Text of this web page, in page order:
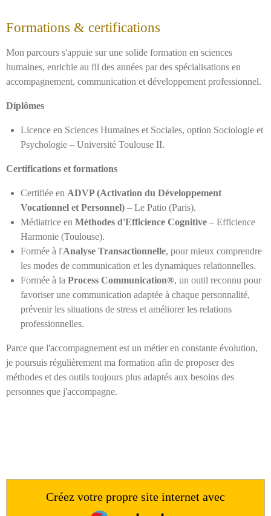
Formations & certifications
Mon parcours s'appuie sur une solide formation en sciences
humaines, enrichie au fil des années par des spécialisations en
accompagnement, communication et développement professionnel.
Diplômes
Licence en Sciences Humaines et Sociales, option Sociologie et
Psychologie – Université Toulouse II.
Certifications et formations
Certifiée en ADVP (Activation du Développement
Vocationnel et Personnel) – Le Patio (Paris).
Médiatrice en Méthodes d'Efficience Cognitive – Efficience
Harmonie (Toulouse).
Formée à l'Analyse Transactionnelle, pour mieux comprendre
les modes de communication et les dynamiques relationnelles.
Formée à la Process Communication®, un outil reconnu pour
favoriser une communication adaptée à chaque personnalité,
prévenir les situations de stress et améliorer les relations
professionnelles.
Parce que l'accompagnement est un métier en constante évolution,
je poursuis régulièrement ma formation afin de proposer des
méthodes et des outils toujours plus adaptés aux besoins des
personnes que j'accompagne.
Créez votre propre site internet avec
Webador